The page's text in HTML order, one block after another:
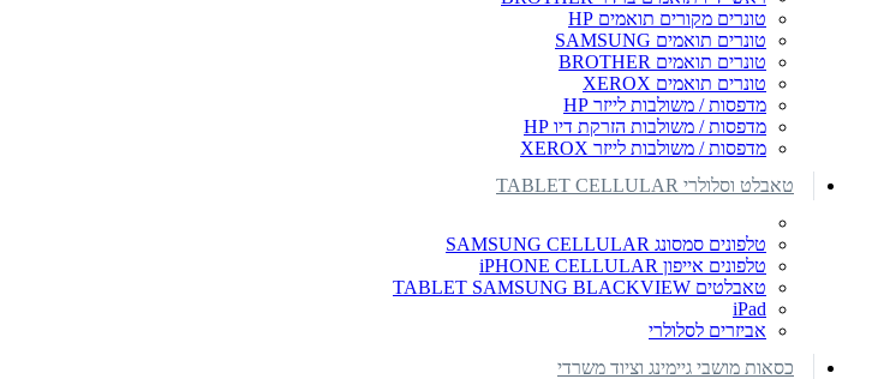
טונרים מקורים תואמים HP
טונרים תואמים SAMSUNG
טונרים תואמים BROTHER
טונרים תואמים XEROX
מדפסות / משולבות לייזר HP
מדפסות / משולבות הזרקת דיו HP
מדפסות / משולבות לייזר XEROX
טאבלט וסלולרי TABLET CELLULAR
טלפונים סמסונג SAMSUNG CELLULAR
טלפונים אייפון iPHONE CELLULAR
טאבלטים TABLET SAMSUNG BLACKVIEW
iPad
אביזרים לסלולרי
כסאות מושבי גיימינג וציוד משרדי